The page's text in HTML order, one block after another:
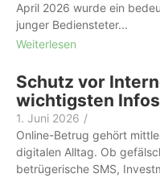
April 2026 wurde ein
junger Bediensteter...
Weiterlesen
Schutz vor
wichtigsten
1. Juni 2026 /
Online-Betrug gehört
digitalen Alltag. Ob
betrügerische SMS,